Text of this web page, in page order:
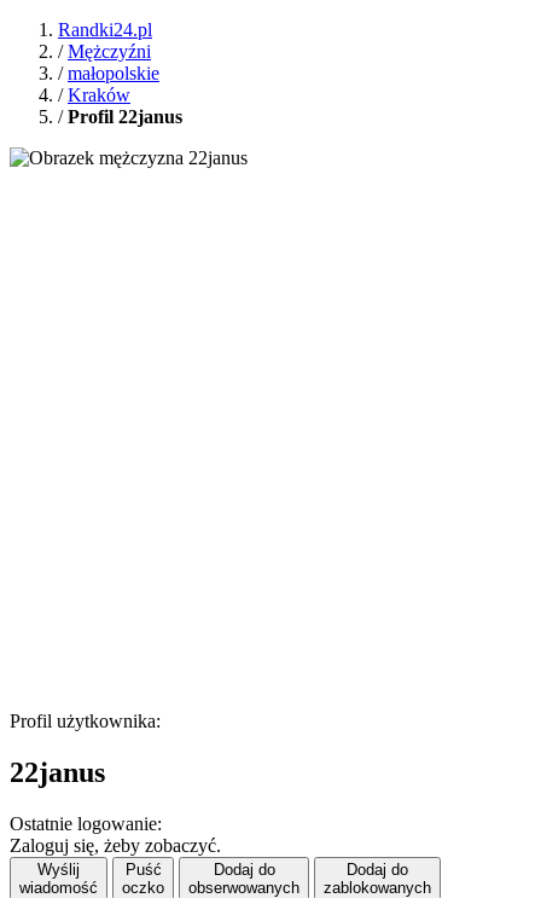
Randki24.pl
/Mężczyźni
/małopolskie
/Kraków
/Profil 22janus
Profil użytkownika:
22janus
Ostatnie logowanie:
Zaloguj się, żeby zobaczyć.
Wyślij
wiadomość
Puść
oczko
Dodaj do
obserwowanych
Dodaj do
zablokowanych